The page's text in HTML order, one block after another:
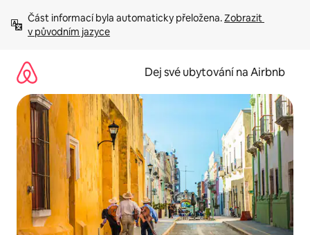
obsah
Část informací byla automaticky přeložena. Zobrazit
v původním jazyce
Dej své ubytování na Airbnb